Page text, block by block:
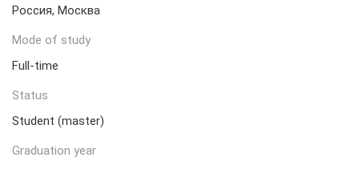
Россия, Москва
Mode of study
Full-time
Status
Student (master)
Graduation year